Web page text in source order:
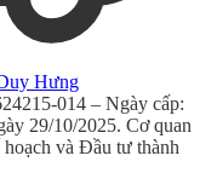
Hưng
014 – Ngày cấp:
29/10/2025. Cơ quan
và Đầu tư thành